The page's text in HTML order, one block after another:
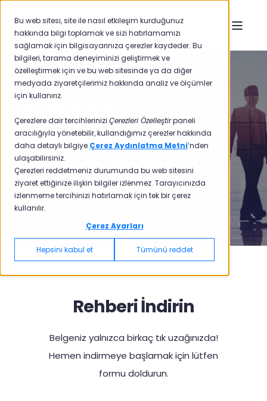
Bu web sitesi, site ile nasıl etkileşim kurduğunuz
hakkında bilgi toplamak ve sizi hatırlamamızı
sağlamak için bilgisayarınıza çerezler kaydeder. Bu
bilgileri, tarama deneyiminizi geliştirmek ve
özelleştirmek için ve bu web sitesinde ya da diğer
medyada ziyaretçilerimiz hakkında analiz ve ölçümler
için kullanırız.
Çerezlere dair tercihlerinizi Çerezleri Özelleştirpaneli
aracılığıyla yönetebilir, kullandığımız çerezler hakkında
daha detaylı bilgiye Çerez Aydınlatma Metni’nden
ulaşabilirsiniz.
Çerezleri reddetmeniz durumunda bu web sitesini
ziyaret ettiğinize ilişkin bilgiler izlenmez. Tarayıcınızda
izlenmeme tercihinizi hatırlamak için tek bir çerez
kullanılır.
Çerez Ayarları
Hepsini kabul et Tümünü reddet
Çalışan
Deneyiminde
Temas Noktası
Yönetimi
Rehberi İndirin
Belgeniz yalnızca birkaç tık uzağınızda!
Hemen indirmeye başlamak için lütfen
formu doldurun.